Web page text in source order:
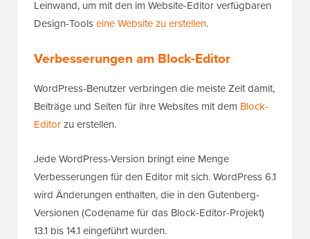
Leinwand, um mit den im Website-Editor verfügbaren
Design-Toolseine Website zu erstellen.
Verbesserungen am Block-Editor
WordPress-Benutzer verbringen die meiste Zeit damit,
Beiträge und Seiten für ihre Websites mit dem Block-
Editorzu erstellen.
Jede WordPress-Version bringt eine Menge
Verbesserungen für den Editor mit sich. WordPress 6.1
wird Änderungen enthalten, die in den Gutenberg-
Versionen (Codename für das Block-Editor-Projekt)
13.1 bis 14.1 eingeführt wurden.